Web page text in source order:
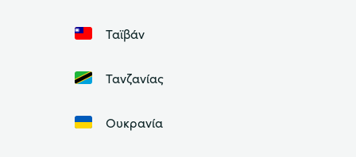
Ταϊβάν
Τανζανίας
Ουκρανία